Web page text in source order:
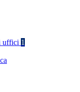
uffici 1